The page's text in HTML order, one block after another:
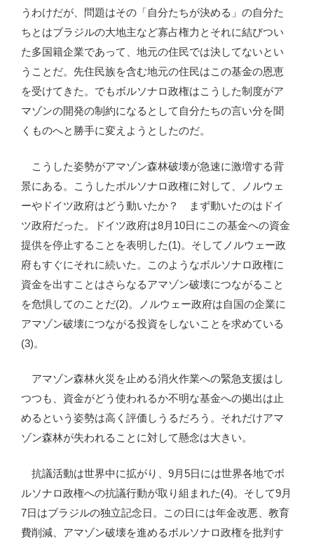
うわけだが、問題はその「自分たちが決める」の自分た
ちとはブラジルの大地主など寡占権力とそれに結びつい
た多国籍企業であって、地元の住民では決してないとい
うことだ。先住民族を含む地元の住民はこの基金の恩恵
を受けてきた。でもボルソナロ政権はこうした制度がア
マゾンの開発の制約になるとして自分たちの言い分を聞
くものへと勝手に変えようとしたのだ。
こうした姿勢がアマゾン森林破壊が急速に激増する背
景にある。こうしたボルソナロ政権に対して、ノルウェ
ーやドイツ政府はどう動いたか？ まず動いたのはドイ
ツ政府だった。ドイツ政府は8月10日にこの基金への資金
提供を停止することを表明した(1)。そしてノルウェー政
府もすぐにそれに続いた。このようなボルソナロ政権に
資金を出すことはさらなるアマゾン破壊につながること
を危惧してのことだ(2)。ノルウェー政府は自国の企業に
アマゾン破壊につながる投資をしないことを求めている
(3)。
アマゾン森林火災を止める消火作業への緊急支援はし
つつも、資金がどう使われるか不明な基金への拠出は止
めるという姿勢は高く評価しうるだろう。それだけアマ
ゾン森林が失われることに対して懸念は大きい。
抗議活動は世界中に拡がり、9月5日には世界各地でボ
ルソナロ政権への抗議行動が取り組まれた(4)。そして9月
7日はブラジルの独立記念日。この日には年金改悪、教育
費削減、アマゾン破壊を進めるボルソナロ政権を批判す